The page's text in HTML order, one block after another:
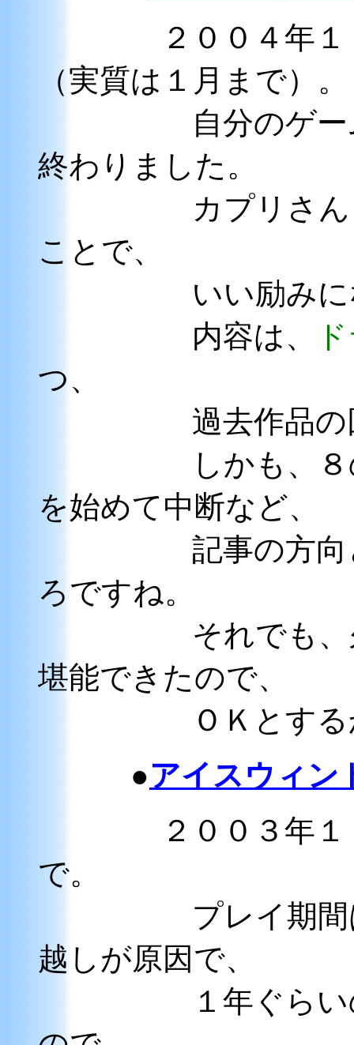
２００４年
（実質は１月まで）。
自分のゲーム記
終わりました。
カプリさんとの
ことで、
いい励みになっ
内容は、
つ、
過去作品の回顧
しかも、８のプ
を始めて中断など、
記事の方向とし
ろですね。
それでも、久々
堪能できたので、
ＯＫとする
●アイスウィン
２００３年
で。
プレイ期間は１
越しが原因で、
１年ぐらいのブ